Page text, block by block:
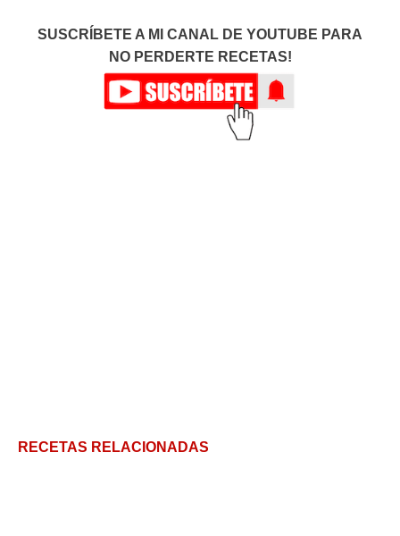
SUSCRÍBETE A MI CANAL DE YOUTUBE PARA
NO PERDERTE RECETAS!
RECETAS RELACIONADAS